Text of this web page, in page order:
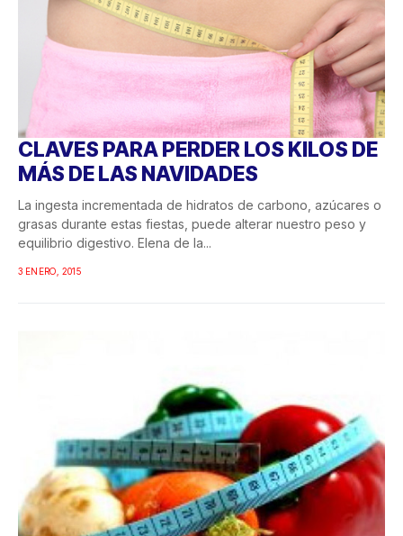
CLAVES PARA PERDER LOS KILOS DE
MÁS DE LAS NAVIDADES
La ingesta incrementada de hidratos de carbono, azúcares o
grasas durante estas fiestas, puede alterar nuestro peso y
equilibrio digestivo. Elena de la...
3 ENERO, 2015